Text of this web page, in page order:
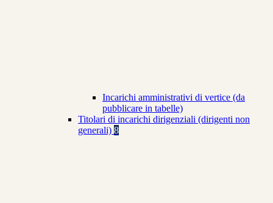
Incarichi amministrativi di vertice (da
pubblicare in tabelle)
Titolari di incarichi dirigenziali (dirigenti non
generali) 8